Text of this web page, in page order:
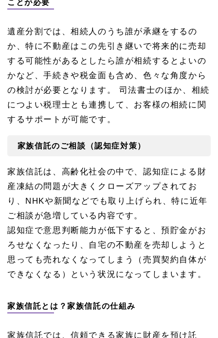
ことが必要
遺産分割では、相続人のうち誰が承継をするの
か、特に不動産はこの先引き継いで将来的に売却
する可能性があるとしたら誰が相続するとよいの
かなど、手続きや税金面も含め、色々な角度から
の検討が必要となります。 司法書士のほか、相続
につよい税理士とも連携して、お客様の相続に関
するサポートが可能です。
家族信託のご相談（認知症対策）
家族信託は、高齢化社会の中で、認知症による財
産凍結の問題が大きくクローズアップされてお
り、NHKや新聞などでも取り上げられ、特に近年
ご相談が急増している内容です。
認知症で意思判断能力が低下すると、預貯金がお
ろせなくなったり、自宅の不動産を売却しようと
思っても売れなくなってしまう（売買契約自体が
できなくなる）という状況になってしまいます。
家族信託とは？家族信託の仕組み
家族信託では、信頼できる家族に財産を預け託